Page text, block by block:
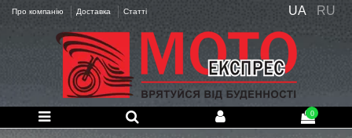
Про компанію Доставка Статті UA RU
0